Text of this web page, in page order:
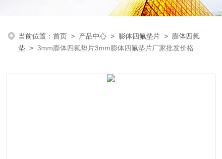
当前位置：首页 > 产品中心 > 膨体四氟垫片 > 膨体四氟
垫 >3mm膨体四氟垫片3mm膨体四氟垫片厂家批发价格